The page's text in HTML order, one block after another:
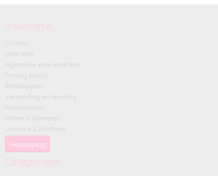
Informatie
Contact
Over ons
Algemene voorwaarden
Privacy policy
Betaalwijzen
Verzending en levering
Retourneren
Maten & Opmeten
Garantie & Klachten
Herroeping
Categorieën